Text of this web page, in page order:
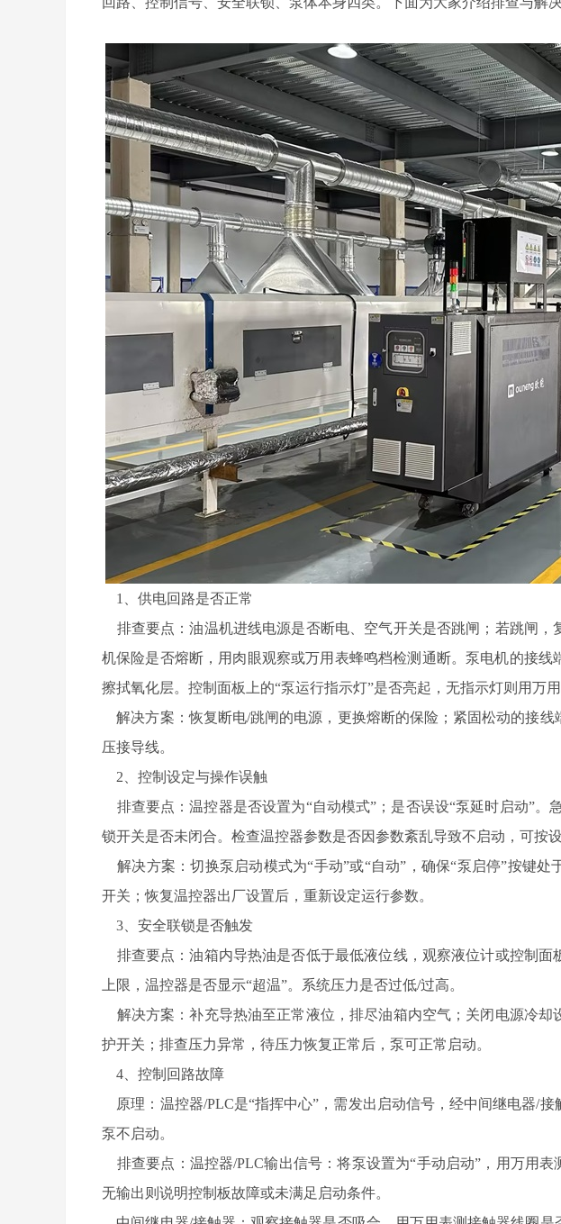
1、供电回路是否正常
排查要点：油温机进线电源是否断电、空气开关是否跳闸；若跳闸，
机保险是否熔断，用肉眼观察或万用表蜂鸣档检测通断。泵电机的接线
擦拭氧化层。控制面板上的“泵运行指示灯”是否亮起，无指示灯则用万
解决方案：恢复断电/跳闸的电源，更换熔断的保险；紧固松动的接线
压接导线。
2、控制设定与操作误触
排查要点：温控器是否设置为“自动模式”；是否误设“泵延时启动”。
锁开关是否未闭合。检查温控器参数是否因参数紊乱导致不启动，可按
解决方案：切换泵启动模式为“手动”或“自动”，确保“泵启停”按键处
开关；恢复温控器出厂设置后，重新设定运行参数。
3、安全联锁是否触发
排查要点：油箱内导热油是否低于最低液位线，观察液位计或控制面
上限，温控器是否显示“超温”。系统压力是否过低/过高。
解决方案：补充导热油至正常液位，排尽油箱内空气；关闭电源冷却
护开关；排查压力异常，待压力恢复正常后，泵可正常启动。
4、控制回路故障
原理：温控器/PLC是“指挥中心”，需发出启动信号，经中间继电器/
泵不启动。
排查要点：温控器/PLC输出信号：将泵设置为“手动启动”，用万用表
无输出则说明控制板故障或未满足启动条件。